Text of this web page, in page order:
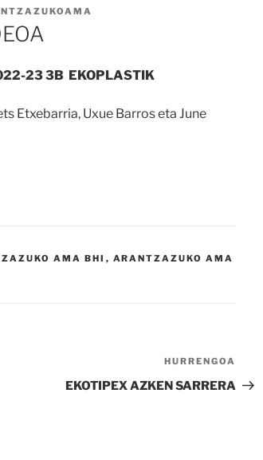
23 3B EKOPLASTIK
Etxebarria, Uxue Barros eta June
AMA BHI , ARANTZAZUKO AMA
HURRENGOA
EKOTIPEX AZKEN SARRERA